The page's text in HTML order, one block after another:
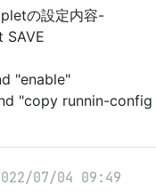
の設定内容-
SAVE
"enable"
"copy runnin-
07/04 09:49